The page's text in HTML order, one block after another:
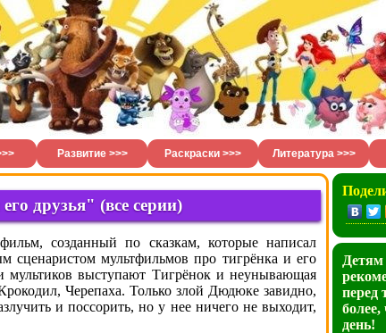
Развитие >>> Раскраски >>> Литература >>>
друзья" (все серии)
созданный по сказкам, которые написал
мультфильмов про тигрёнка и его
мультиков выступают Тигрёнок и неунывающая
Черепаха. Только злой Дюдюке завидно,
и поссорить, но у нее ничего не выходит,
Детям
перед
день!